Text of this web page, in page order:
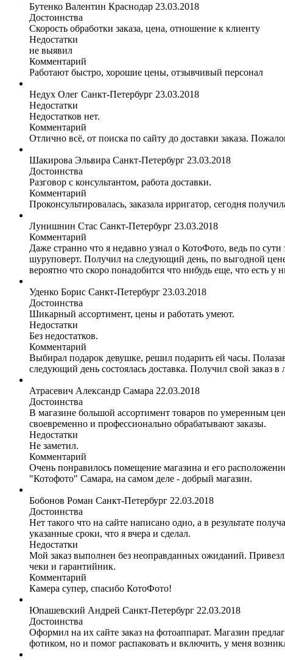
Бутенко Валентин Краснодар 23.03.2018
Достоинства
Скорость обработки заказа, цена, отношение к клиенту
Недостатки
не выявил
Комментарий
Работают быстро, хорошие цены, отзывчивый персонал
Недух Олег Санкт-Петербург 23.03.2018
Недостатки
Недостатков нет.
Комментарий
Отлично всё, от поиска по сайту до доставки заказа.
Шакирова Эльвира Санкт-Петербург 23.03.2018
Достоинства
Разговор с консультантом, работа доставки.
Комментарий
Проконсультировалась, заказала ирригатор, сегодня
Лунишнин Стас Санкт-Петербург 23.03.2018
Комментарий
Даже странно что я недавно узнал о КотоФото, ведь по
шуруповерт. Получил на следующий день, по выгодной
вероятно что скоро понадобится что нибудь еще, что есть у
Уденко Борис Санкт-Петербург 23.03.2018
Достоинства
Шикарный ассортимент, цены и работать умеют.
Недостатки
Без недостатков.
Комментарий
Выбирал подарок девушке, решил подарить ей часы.
следующий день состоялась доставка. Получил свой заказ
Атрасевич Александр Самара 22.03.2018
Достоинства
В магазине большой ассортимент товаров по умеренным
своевременно и профессионально обрабатывают заказы.
Недостатки
Не заметил.
Комментарий
Очень понравилось помещение магазина и его
"Котофото" Самара, на самом деле - добрый магазин.
Бобонов Роман Санкт-Петербург 22.03.2018
Достоинства
Нет такого что на сайте написано одно, а в результате
указанные сроки, что я вчера и сделал.
Недостатки
Мой заказ выполнен без неоправданных ожиданий.
чеки и гарантийник.
Комментарий
Камера супер, спасибо КотоФото!
Юпашевский Андрей Санкт-Петербург 22.03.2018
Достоинства
Оформил на их сайте заказ на фотоаппарат. Магазин
фотиком, но и помог распаковать и включить, у меня